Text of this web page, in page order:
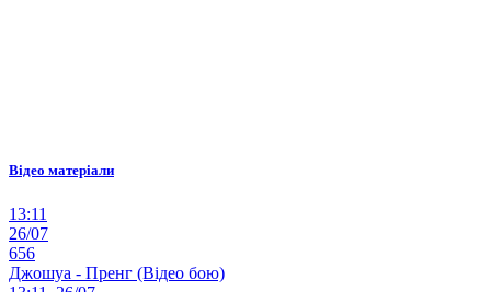
Відео матеріали
13:11
26/07
656
Джошуа - Пренг (Відео бою)